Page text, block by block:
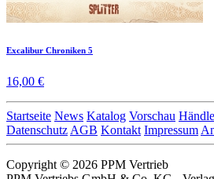
Excalibur Chroniken 5
16,00 €
Startseite News Katalog Vorschau
Datenschutz AGB Kontakt Impressum
Copyright © 2026 PPM Vertrieb